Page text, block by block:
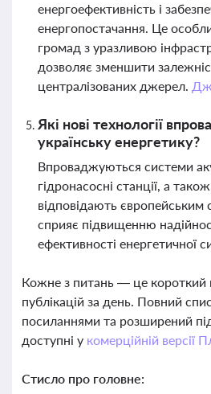
енергоефективність і
енергопостачання. Це
громад з уразливою
дозволяє зменшити
централізованих джерел.
Які нові технології
українську енергетику?
Впроваджуються системи
гідронасосні станції, а
відповідають європейським
сприяє підвищенню
ефективності енергетичної
Кожне з питань — це короткий
публікацій за день. Повний
посиланнями та розширений
доступні у комерційній версії
Стисло про головне: